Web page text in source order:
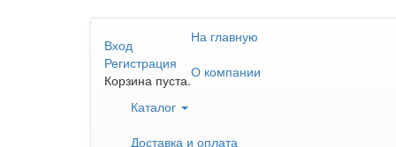
Вход
Регистрация
Корзина пуста.
На главную
О компании
Каталог
Доставка и оплата